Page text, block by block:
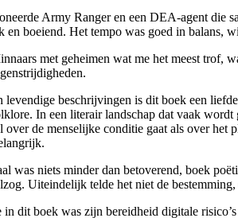
Army Ranger en een DEA-agent die
en boeiend. Het tempo was goed in balans,
met geheimen wat me het meest trof,
beschrijvingen is dit boek een
In een literair landschap dat vaak
over de menselijke conditie gaat als over
was niets minder dan betoverend, boek
Uiteindelijk telde het niet de
in dit boek was zijn bereidheid digitale